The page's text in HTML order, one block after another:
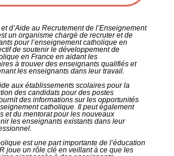
d’Aide au Recrutement de l’Enseignement
un organisme chargé de recruter et de
pour l’enseignement catholique en
de soutenir le développement de
en France en aidant les
à trouver des enseignants qualifiés et
les enseignants dans leur travail.
aux établissements scolaires pour la
des candidats pour des postes
des informations sur les opportunités
catholique. Il peut également
et du mentorat pour les nouveaux
les enseignants existants dans leur
est une part importante de l’éducation
joue un rôle clé en veillant à ce que les